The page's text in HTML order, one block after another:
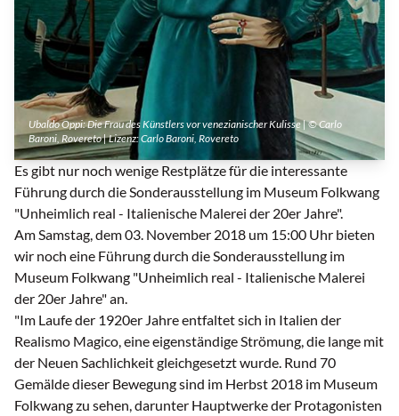
Es gibt nur noch wenige Restplätze für die interessante
Führung durch die Sonderausstellung im Museum Folkwang
"Unheimlich real - Italienische Malerei der 20er Jahre".
Am Samstag, dem 03. November 2018 um 15:00 Uhr bieten
wir noch eine Führung durch die Sonderausstellung im
Museum Folkwang "Unheimlich real - Italienische Malerei
der 20er Jahre" an.
"Im Laufe der 1920er Jahre entfaltet sich in Italien der
Realismo Magico, eine eigenständige Strömung, die lange mit
der Neuen Sachlichkeit gleichgesetzt wurde. Rund 70
Gemälde dieser Bewegung sind im Herbst 2018 im Museum
Folkwang zu sehen, darunter Hauptwerke der Protagonisten
Ubaldo Oppi: Die Frau des Künstlers vor venezianischer Kulisse | © Carlo
Baroni, Rovereto | Lizenz:Carlo Baroni, Rovereto